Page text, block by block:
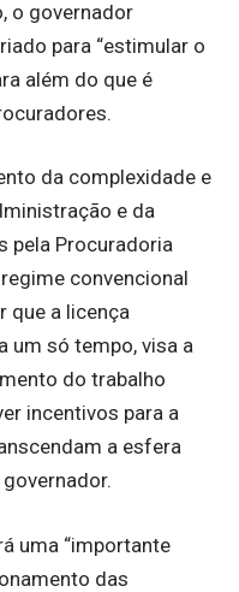
o governador
para “estimular o
além do que é
da complexidade e
e da
pela Procuradoria
convencional
que a licença
um só tempo, visa a
do trabalho
incentivos para a
a esfera
uma “importante
das